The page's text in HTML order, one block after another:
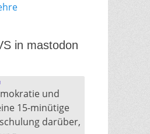
in mastodon
und
15-minütige
darüber,